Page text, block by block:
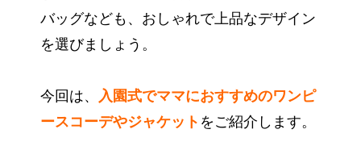
バッグなども、おしゃれで上品なデザイン
を選びましょう。
今回は、 入園式でママにおすすめのワンピ
ースコーデやジャケット をご紹介します。